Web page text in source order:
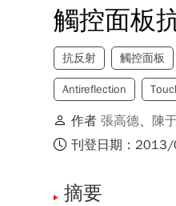
觸控面板
抗反射 觸控面板
Antireflection
作者張高德、 陳
刊登日期：
摘要